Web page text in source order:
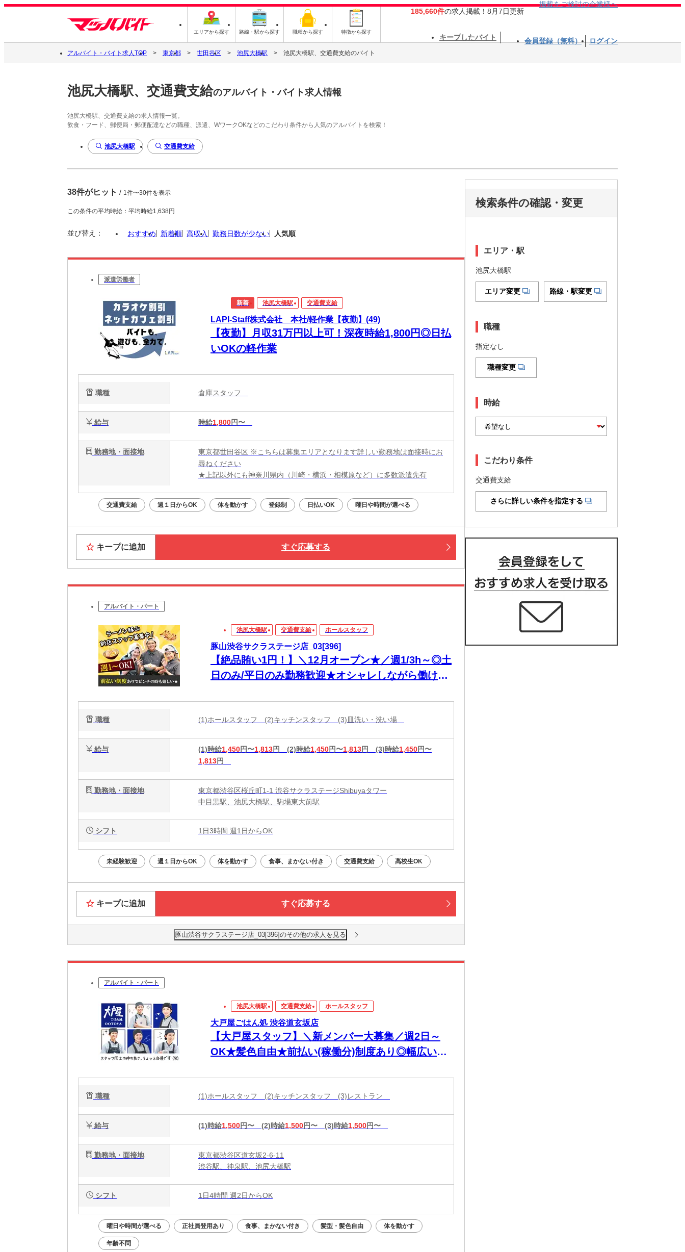
エリアから探す 路線・駅から探す 職種から探す 特徴から探す
185,660件の求人掲載！8月7日更新
掲載をご検討の企業様へ
キープしたバイト 会員登録（無料） ログイン
アルバイト・バイト求人TOP 東京都 世田谷区 池尻大橋駅 池尻大橋駅、交通費支給のバイト
池尻大橋駅、交通費支給のアルバイト・バイト求人情報
池尻大橋駅、交通費支給の求人情報一覧。
飲食・フード、郵便局・郵便配達などの職種、派遣、WワークOKなどのこだわり条件から人気のアルバイトを検索！
池尻大橋駅 交通費支給
38件がヒット / 1件〜30件を表示
この条件の平均時給：平均時給1,638円
並び替え： おすすめ 新着順 高収入 勤務日数が少ない 人気順
派遣労働者
新着 池尻大橋駅 交通費支給
LAPI-Staff株式会社 本社/軽作業【夜勤】(49)
【夜勤】月収31万円以上可！深夜時給1,800円◎日払
いOKの軽作業
職種 倉庫スタッフ
給与 時給1,800円〜
勤務地・面接地
東京都世田谷区 ※こちらは募集エリアとなります詳しい勤務地は面接時にお
尋ねください
★上記以外にも神奈川県内（川崎・横浜・相模原など）に多数派遣先有
交通費支給 週１日からOK 体を動かす 登録制 日払いOK 曜日や時間が選べる
キープに追加 すぐ応募する
アルバイト・パート
池尻大橋駅 交通費支給 ホールスタッフ
豚山渋谷サクラステージ店_03[396]
【絶品賄い1円！】＼12月オープン★／週1/3h～◎土
日のみ/平日のみ勤務歓迎★オシャレしながら働ける
職種 (1)ホールスタッフ (2)キッチンスタッフ (3)皿洗い・洗い場
給与 (1)時給1,450円〜1,813円 (2)時給1,450円〜1,813円 (3)時給1,450円〜
1,813円
勤務地・面接地
東京都渋谷区桜丘町1-1 渋谷サクラステージShibuyaタワー
中目黒駅、池尻大橋駅、駒場東大前駅
シフト 1日3時間 週1日からOK
未経験歓迎 週１日からOK 体を動かす 食事、まかない付き 交通費支給 高校生OK
キープに追加 すぐ応募する
豚山渋谷サクラステージ店_03[396]のその他の求人を見る
アルバイト・パート
池尻大橋駅 交通費支給 ホールスタッフ
大戸屋ごはん処 渋谷道玄坂店
【大戸屋スタッフ】＼新メンバー大募集／週2日～
OK★髪色自由★前払い(稼働分)制度あり◎幅広い年
職種 (1)ホールスタッフ (2)キッチンスタッフ (3)レストラン
給与 (1)時給1,500円〜 (2)時給1,500円〜 (3)時給1,500円〜
勤務地・面接地
東京都渋谷区道玄坂2-6-11
渋谷駅、神泉駅、池尻大橋駅
シフト 1日4時間 週2日からOK
曜日や時間が選べる 正社員登用あり 食事、まかない付き 髪型・髪色自由 体を動かす
年齢不問
検索条件の確認・変更
エリア・駅
池尻大橋駅
エリア変更 路線・駅変更
職種
指定なし
職種変更
時給
こだわり条件
交通費支給
さらに詳しい条件を指定する